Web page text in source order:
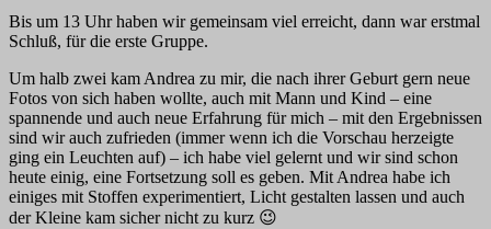
Bis um 13 Uhr haben wir gemeinsam viel erreicht, dann war erstmal
Schluß, für die erste Gruppe.
Um halb zwei kam Andrea zu mir, die nach ihrer Geburt gern neue
Fotos von sich haben wollte, auch mit Mann und Kind – eine
spannende und auch neue Erfahrung für mich – mit den Ergebnissen
sind wir auch zufrieden (immer wenn ich die Vorschau herzeigte
ging ein Leuchten auf) – ich habe viel gelernt und wir sind schon
heute einig, eine Fortsetzung soll es geben. Mit Andrea habe ich
einiges mit Stoffen experimentiert, Licht gestalten lassen und auch
der Kleine kam sicher nicht zu kurz 😉